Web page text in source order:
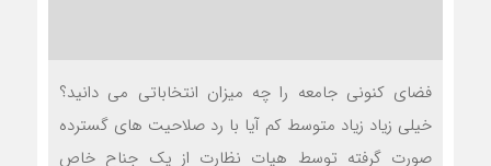
فضای کنونی جامعه را چه میزان انتخاباتی می دانید؟
خیلی زیاد زیاد متوسط کم آیا با رد صلاحیت های گسترده
صورت گرفته توسط هیات نظارت از یک جناح خاص